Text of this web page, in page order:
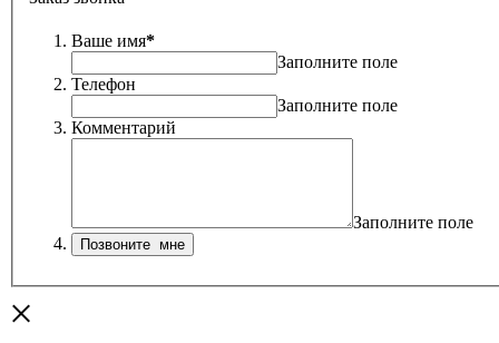
Ваше имя*
Заполните поле
Телефон
Заполните поле
Комментарий
Заполните поле
×